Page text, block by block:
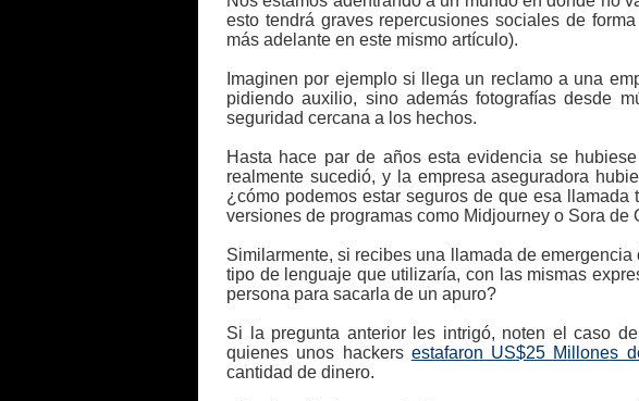
esto tendrá graves repercusiones sociales de
más adelante en este mismo artículo).
Imaginen por ejemplo si llega un reclamo a una
pidiendo auxilio, sino además fotografías desde
seguridad cercana a los hechos.
Hasta hace par de años esta evidencia se
realmente sucedió, y la empresa aseguradora
¿cómo podemos estar seguros de que esa
versiones de programas como Midjourney o Sora de
Similarmente, si recibes una llamada de
tipo de lenguaje que utilizaría, con las mismas
persona para sacarla de un apuro?
Si la pregunta anterior les intrigó, noten el caso
quienes unos hackers estafaron US$25 Millones
cantidad de dinero.